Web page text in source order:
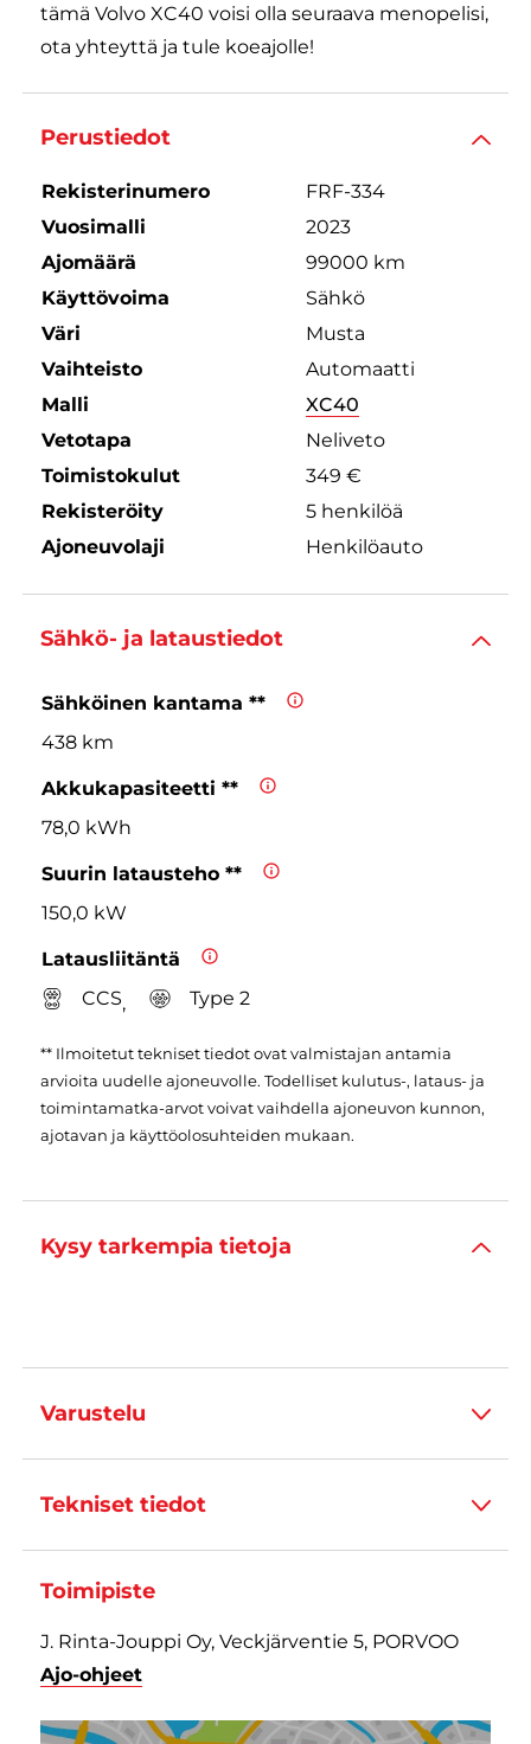
tämä Volvo XC40 voisi olla seuraava menopelisi,
ota yhteyttä ja tule koeajolle!
Perustiedot
Rekisterinumero
FRF-334
Vuosimalli
2023
Ajomäärä
99000 km
Käyttövoima
Sähkö
Väri
Musta
Vaihteisto
Automaatti
Malli
XC40
Vetotapa
Neliveto
Toimistokulut
349 €
Rekisteröity
5 henkilöä
Ajoneuvolaji
Henkilöauto
Sähkö- ja lataustiedot
Sähköinen kantama **
438 km
Akkukapasiteetti **
78,0 kWh
Suurin latausteho **
150,0 kW
Latausliitäntä
CCS, Type 2
** Ilmoitetut tekniset tiedot ovat valmistajan antamia
arvioita uudelle ajoneuvolle. Todelliset kulutus-, lataus- ja
toimintamatka-arvot voivat vaihdella ajoneuvon kunnon,
ajotavan ja käyttöolosuhteiden mukaan.
Kysy tarkempia tietoja
Varustelu
Tekniset tiedot
Toimipiste
J. Rinta-Jouppi Oy, Veckjärventie 5, PORVOO
Ajo-ohjeet